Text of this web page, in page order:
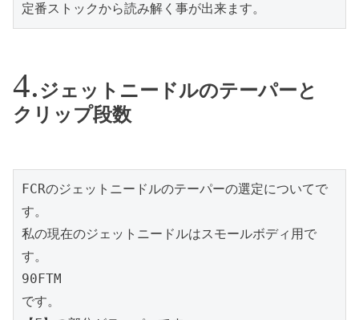
定番ストックから読み解く事が出来ます。
ジェットニードルのテーパーと
クリップ段数
FCRのジェットニードルのテーパーの選定についてで
す。
私の現在のジェットニードルはスモールボディ用で
す。
90FTM
です。